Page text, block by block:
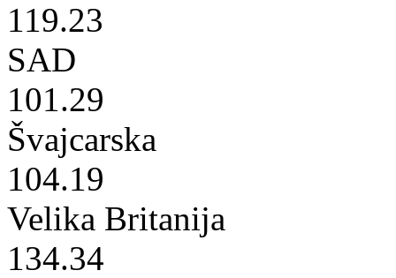
119.23
SAD
101.29
Švajcarska
104.19
Velika Britanija
134.34